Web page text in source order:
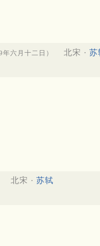
年六月十二日） 北宋 · 苏
北宋 · 苏轼